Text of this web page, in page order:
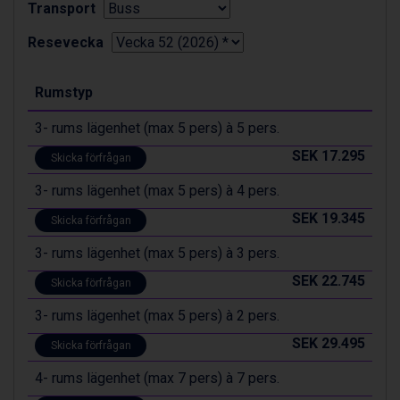
Sauze dOulx från 6.145 kr.
Alleghe från 8.545 kr.
Bad Gastein från 6.295 kr.
La Thuile från 7.045 kr.
Cervinia från 8.245 kr.
Saalbach från 9.445 kr.
Sölden från 12.995 kr.
Passo Tonale från 5.895 kr.
Bad Hofgastein från 8.595 kr.
Champoluc från 5.945 kr.
Sestriere från 6.945 kr.
Fieberbrunn från 9.645 kr.
Ischgl från 11.295 kr.
Wagrain från 7.095 kr.
Val Thorens från 8.395 kr.
St. Anton från 11.245 kr.
Zell am See från 6.295 kr.
Livigno från 5.595 kr.
Canazei från 7.195 kr.
Transport
Resevecka
Rumstyp
3- rums lägenhet (max 5 pers) à 5 pers.
Skicka förfrågan SEK 17.295
3- rums lägenhet (max 5 pers) à 4 pers.
Skicka förfrågan SEK 19.345
3- rums lägenhet (max 5 pers) à 3 pers.
Skicka förfrågan SEK 22.745
3- rums lägenhet (max 5 pers) à 2 pers.
Skicka förfrågan SEK 29.495
4- rums lägenhet (max 7 pers) à 7 pers.